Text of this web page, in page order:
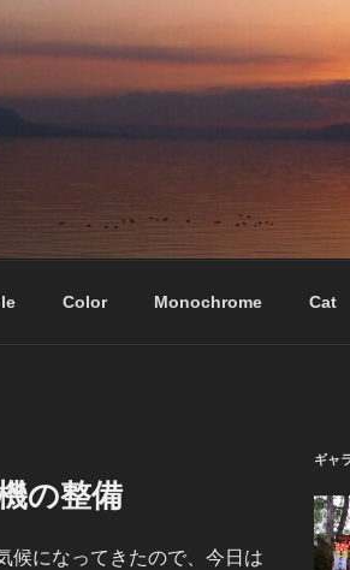
Color Monochrome Cat
の整備
候になってきたので、今日は
ギャ